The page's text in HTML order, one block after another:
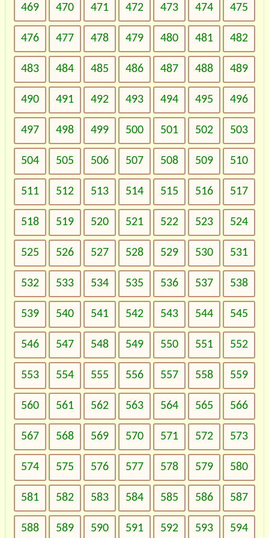
469 470 471 472 473 474 475
476 477 478 479 480 481 482
483 484 485 486 487 488 489
490 491 492 493 494 495 496
497 498 499 500 501 502 503
504 505 506 507 508 509 510
511 512 513 514 515 516 517
518 519 520 521 522 523 524
525 526 527 528 529 530 531
532 533 534 535 536 537 538
539 540 541 542 543 544 545
546 547 548 549 550 551 552
553 554 555 556 557 558 559
560 561 562 563 564 565 566
567 568 569 570 571 572 573
574 575 576 577 578 579 580
581 582 583 584 585 586 587
588 589 590 591 592 593 594